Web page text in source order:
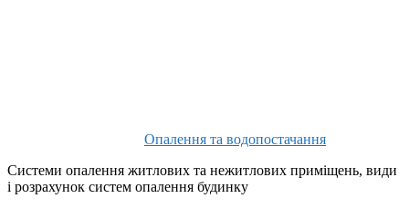
Опалення та водопостачання
Системи опалення житлових та нежитлових приміщень, види
і розрахунок систем опалення будинку